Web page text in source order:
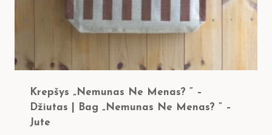
Krepšys „Nemunas Ne Menas? ” –
Džiutas | Bag „Nemunas Ne Menas? ” –
Jute